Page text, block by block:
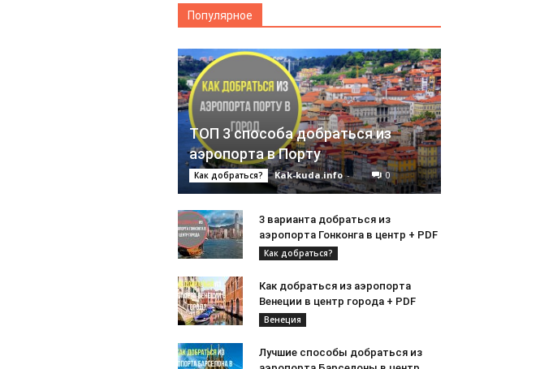
Популярное
ТОП 3 способа добраться из
аэропорта в Порту
Как добраться? Kak-kuda.info - 0
3 варианта добраться из
аэропорта Гонконга в центр + PDF
Как добраться?
Как добраться из аэропорта
Венеции в центр города + PDF
Венеция
Лучшие способы добраться из